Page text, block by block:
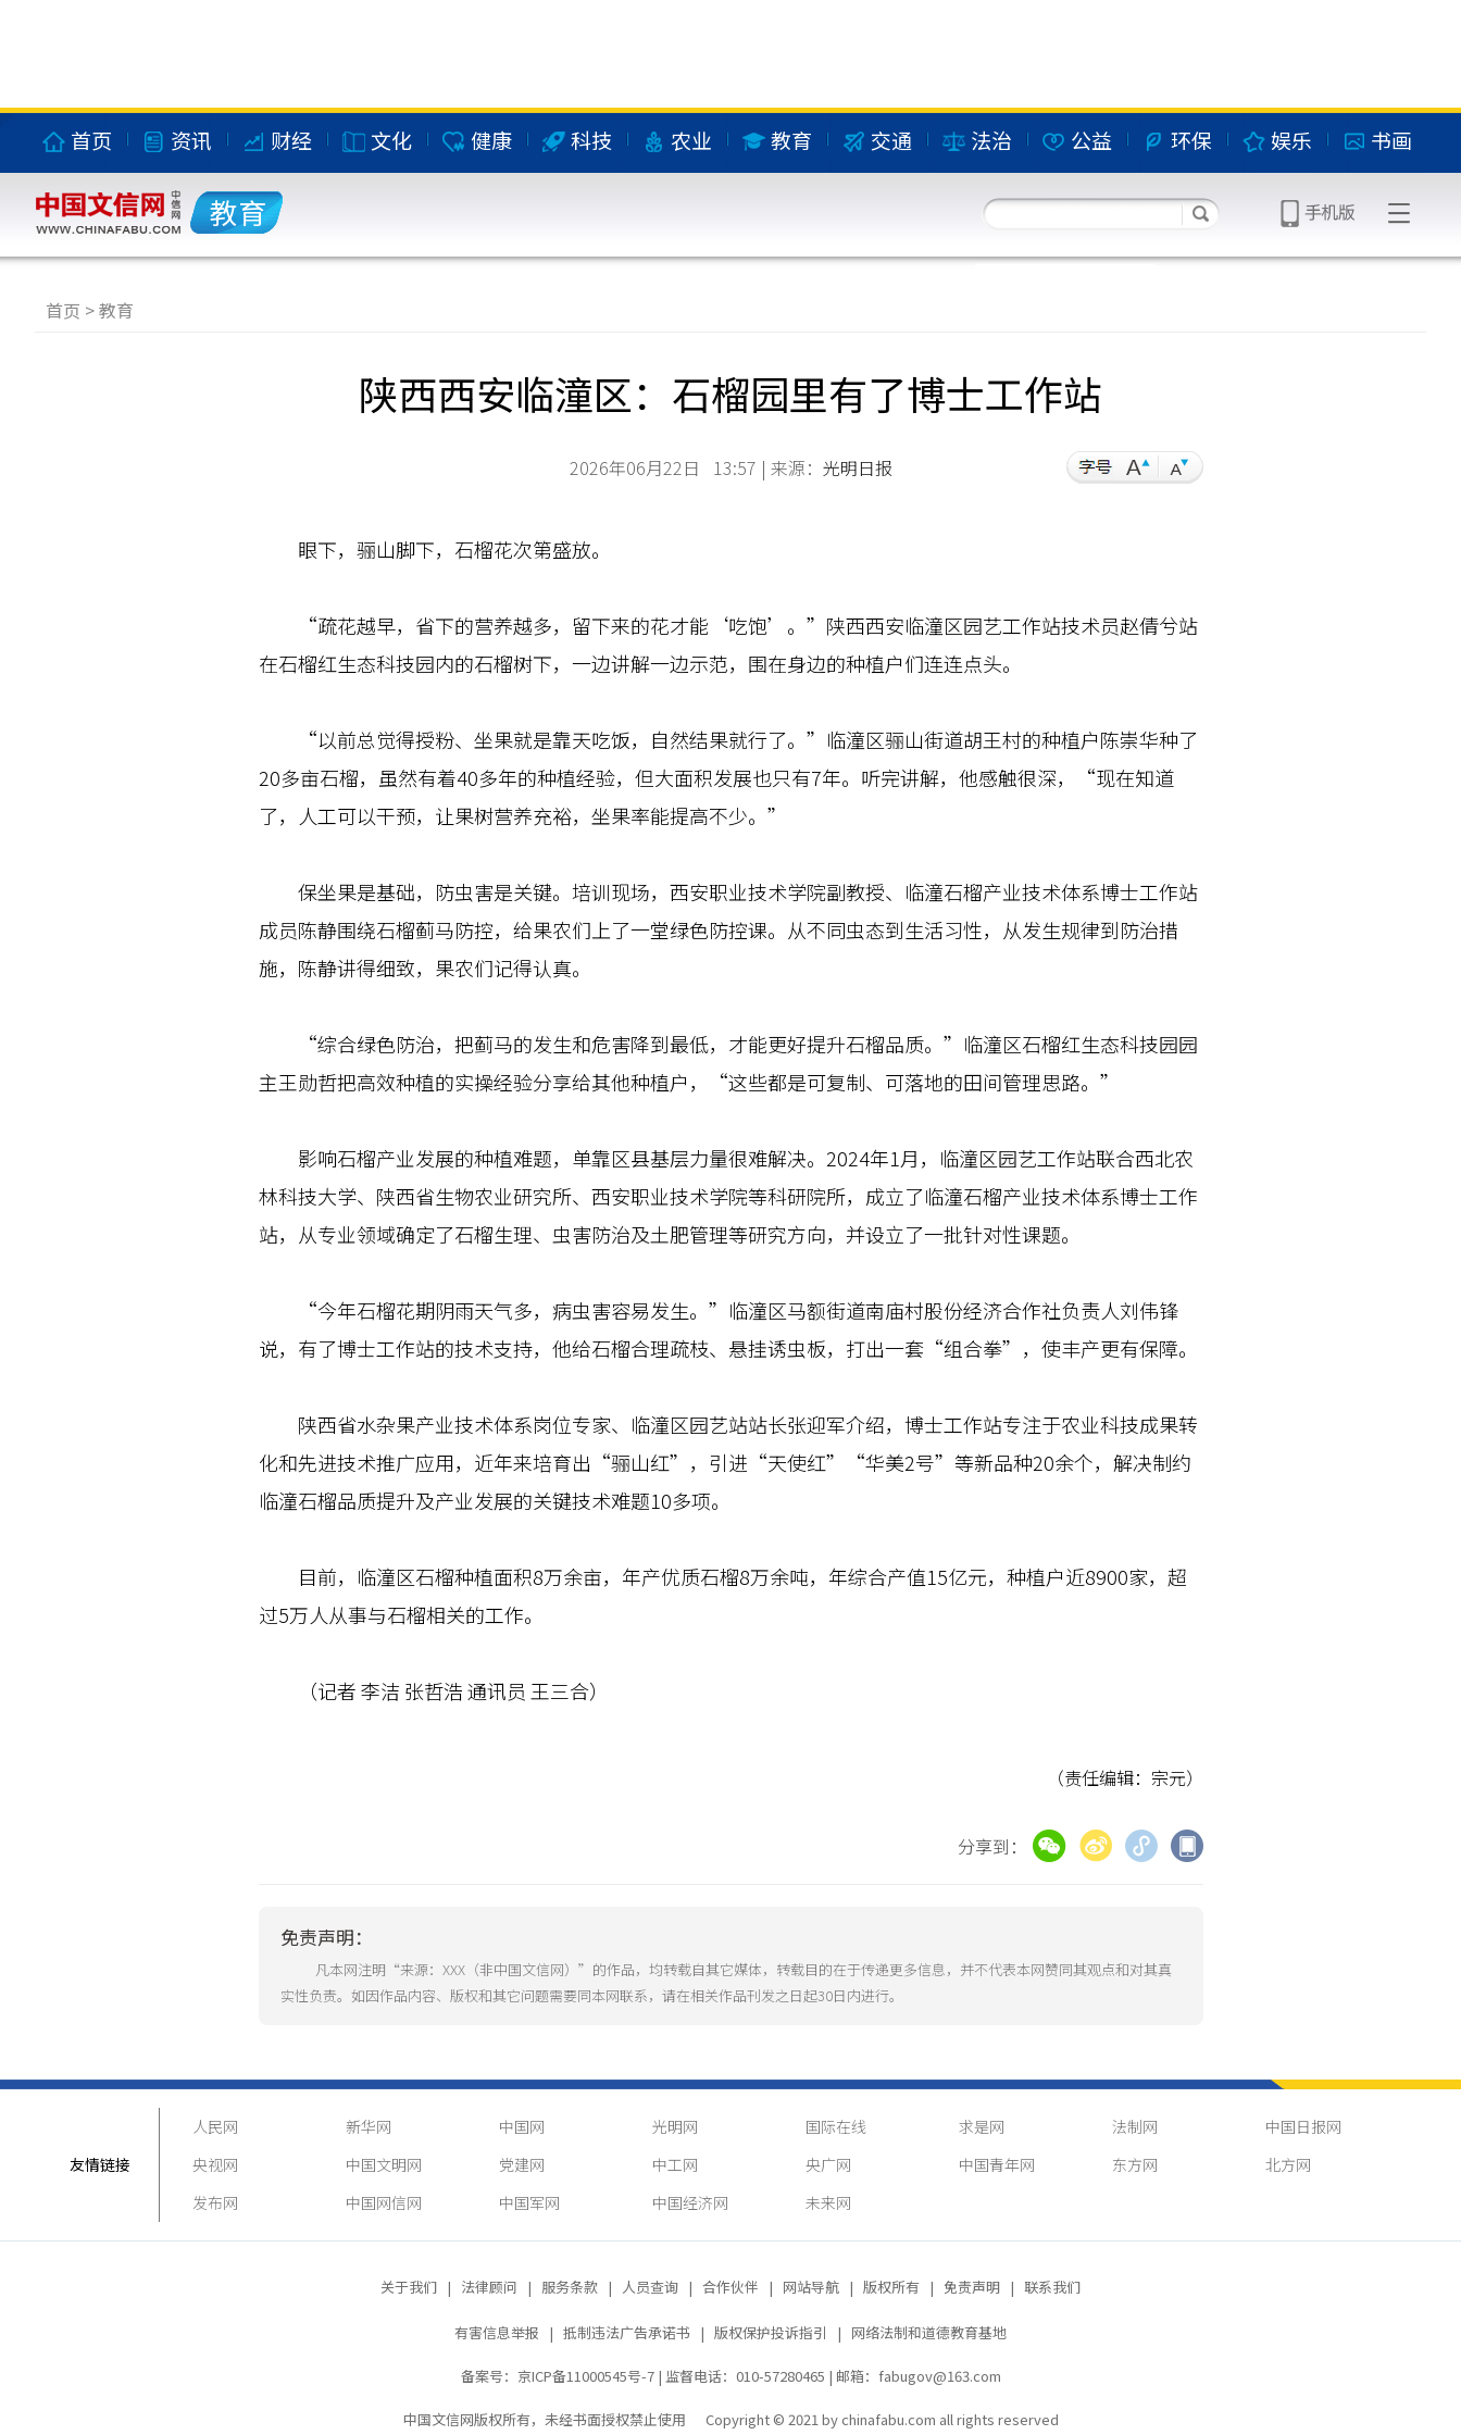
首页 资讯 财经 文化 健康 科技 农业 教育 交通 法治 公益 环保 娱乐 书画
教育
首页 >教育
陕西西安临潼区：石榴园里有了博士工作站
2026年06月22日 13:57 | 来源： 光明日报
眼下，骊山脚下，石榴花次第盛放。
“疏花越早，省下的营养越多，留下来的花才能‘吃饱’。”陕西西安临潼区园艺工作站技术员赵倩兮站
在石榴红生态科技园内的石榴树下，一边讲解一边示范，围在身边的种植户们连连点头。
“以前总觉得授粉、坐果就是靠天吃饭，自然结果就行了。”临潼区骊山街道胡王村的种植户陈崇华种了
20多亩石榴，虽然有着40多年的种植经验，但大面积发展也只有7年。听完讲解，他感触很深，“现在知道
了，人工可以干预，让果树营养充裕，坐果率能提高不少。”
保坐果是基础，防虫害是关键。培训现场，西安职业技术学院副教授、临潼石榴产业技术体系博士工作站
成员陈静围绕石榴蓟马防控，给果农们上了一堂绿色防控课。从不同虫态到生活习性，从发生规律到防治措
施，陈静讲得细致，果农们记得认真。
“综合绿色防治，把蓟马的发生和危害降到最低，才能更好提升石榴品质。”临潼区石榴红生态科技园园
主王勋哲把高效种植的实操经验分享给其他种植户，“这些都是可复制、可落地的田间管理思路。”
影响石榴产业发展的种植难题，单靠区县基层力量很难解决。2024年1月，临潼区园艺工作站联合西北农
林科技大学、陕西省生物农业研究所、西安职业技术学院等科研院所，成立了临潼石榴产业技术体系博士工作
站，从专业领域确定了石榴生理、虫害防治及土肥管理等研究方向，并设立了一批针对性课题。
“今年石榴花期阴雨天气多，病虫害容易发生。”临潼区马额街道南庙村股份经济合作社负责人刘伟锋
说，有了博士工作站的技术支持，他给石榴合理疏枝、悬挂诱虫板，打出一套“组合拳”，使丰产更有保障。
陕西省水杂果产业技术体系岗位专家、临潼区园艺站站长张迎军介绍，博士工作站专注于农业科技成果转
化和先进技术推广应用，近年来培育出“骊山红”，引进“天使红”“华美2号”等新品种20余个，解决制约
临潼石榴品质提升及产业发展的关键技术难题10多项。
目前，临潼区石榴种植面积8万余亩，年产优质石榴8万余吨，年综合产值15亿元，种植户近8900家，超
过5万人从事与石榴相关的工作。
（记者 李洁 张哲浩 通讯员 王三合）
（责任编辑：宗元）
分享到：
免责声明：
凡本网注明“来源：XXX（非中国文信网）”的作品，均转载自其它媒体，转载目的在于传递更多信息，并不代表本网赞同其观点和对其真
实性负责。如因作品内容、版权和其它问题需要同本网联系，请在相关作品刊发之日起30日内进行。
友情链接
人民网 新华网 中国网 光明网 国际在线 求是网 法制网
中国日报网
央视网
中国文明网 党建网 中工网 央广网 中国青年网 东方网
北方网
发布网
中国网信网 中国军网 中国经济网 未来网
关于我们 | 法律顾问 | 服务条款 | 人员查询 | 合作伙伴 | 网站导航 | 版权所有 | 免责声明 | 联系我们
有害信息举报 | 抵制违法广告承诺书 | 版权保护投诉指引 | 网络法制和道德教育基地
备案号：京ICP备11000545号-7| 监督电话：010-57280465 | 邮箱：fabugov@163.com
中国文信网版权所有，未经书面授权禁止使用 Copyright © 2021 by chinafabu.com all rights reserved